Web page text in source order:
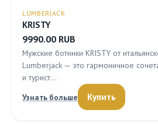
LUMBERJACK
KRISTY
9990.00 RUB
Мужские ботинки KRISTY от
Lumberjack — это гармоничное
и турист…
Узнать больше
Купить